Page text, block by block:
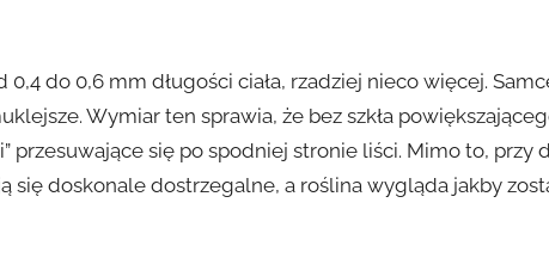
0,4 do 0,6 mm długości ciała, rzadziej nieco więcej.
Wymiar ten sprawia, że bez szkła
przesuwające się po spodniej stronie liści. Mimo to, przy
się doskonale dostrzegalne, a roślina wygląda jakby